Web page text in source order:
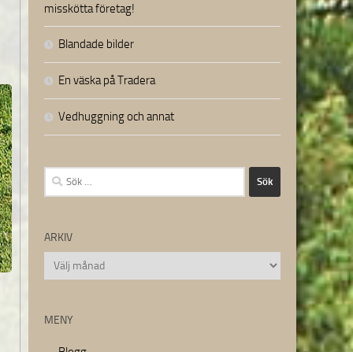
misskötta företag!
Blandade bilder
En väska på Tradera
Vedhuggning och annat
Sök
efter:
ARKIV
Arkiv
MENY